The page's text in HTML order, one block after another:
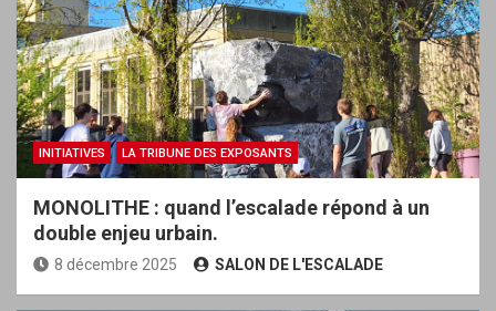
INITIATIVES LA TRIBUNE DES EXPOSANTS
MONOLITHE : quand l’escalade répond à un
double enjeu urbain.
8 décembre 2025 SALON DE L'ESCALADE